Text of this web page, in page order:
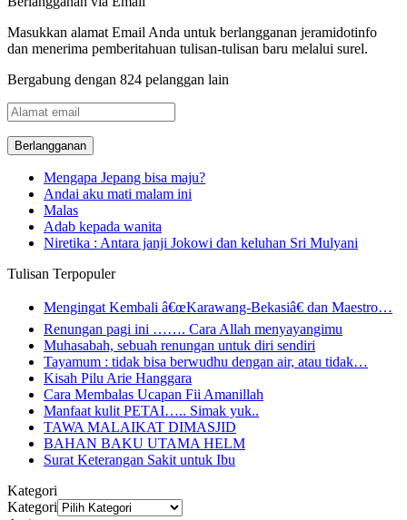
Masukkan alamat Email Anda untuk berlangganan jeramidotinfo
dan menerima pemberitahuan tulisan-tulisan baru melalui surel.
Bergabung dengan 824 pelanggan lain
Alamat
email
Mengapa Jepang bisa maju?
Andai aku mati malam ini
Malas
Adab kepada wanita
Niretika : Antara janji Jokowi dan keluhan Sri Mulyani
Tulisan Terpopuler
Mengingat Kembali â€œKarawang-Bekasiâ€ dan Maestro…
Renungan pagi ini ……. Cara Allah menyayangimu
Muhasabah, sebuah renungan untuk diri sendiri
Tayamum : tidak bisa berwudhu dengan air, atau tidak…
Kisah Pilu Arie Hanggara
Cara Membalas Ucapan Fii Amanillah
Manfaat kulit PETAI….. Simak yuk..
TAWA MALAIKAT DIMASJID
BAHAN BAKU UTAMA HELM
Surat Keterangan Sakit untuk Ibu
Kategori
Kategori